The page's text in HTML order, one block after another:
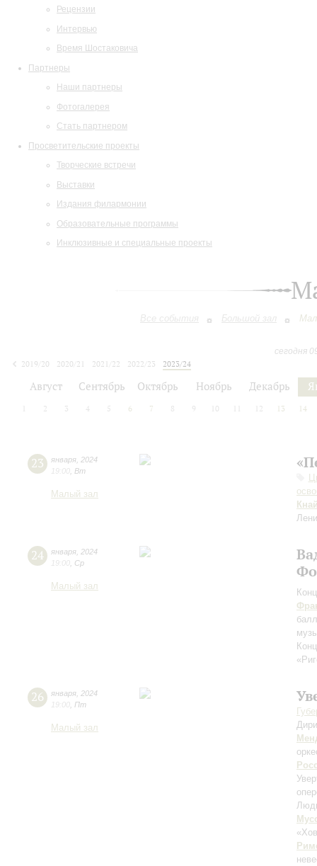
Рецензии
Интервью
Время Шостаковича
Партнеры
Наши партнеры
Фотогалерея
Стать партнером
Просветительские проекты
Творческие встречи
Выставки
Издания филармонии
Образовательные программы
Инклюзивные и специальные проекты
Все события Большой зал
сегодня
2019/20
2020/21 2021/22 2022/23
2023/24
Август Сентябрь Октябрь Ноябрь Декабрь
2 3 4 5 6 7 8 9 10 12 13 14
23 января 2024
19:00 Вт
Малый зал
24 января 2024
19:00 Ср
Малый зал
26 января 2024
19:00 Пт
Малый зал